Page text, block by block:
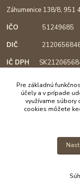
Záhumenice 138/8, 951
IČO51249685
DIČ
IČ DPH
podľa §4, registrácia od
Pre základnú
účely a v prípade
využívame súbory
cookies môžete